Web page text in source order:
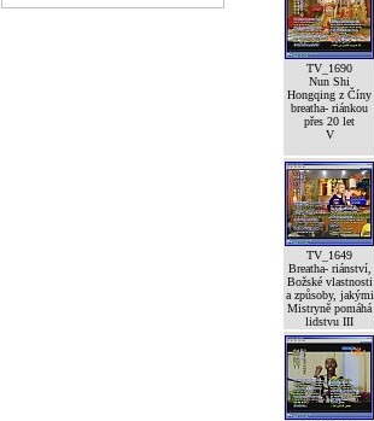
TV_1690
Nun Shi
Hongqing z Číny
breatha- riánkou
přes 20 let
V
TV_1649
Breatha- riánství,
Božské vlastnosti
a způsoby, jakými
Mistryně pomáhá
lidstvu III